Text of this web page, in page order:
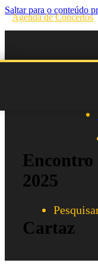
Saltar para o conteúdo
Agenda de Concertos
2025
Cartaz